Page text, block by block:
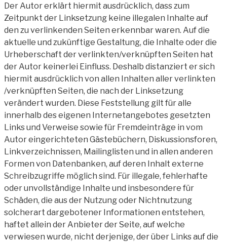
Der Autor erklärt hiermit ausdrücklich, dass zum
Zeitpunkt der Linksetzung keine illegalen Inhalte auf
den zu verlinkenden Seiten erkennbar waren. Auf die
aktuelle und zukünftige Gestaltung, die Inhalte oder die
Urheberschaft der verlinkten/verknüpften Seiten hat
der Autor keinerlei Einfluss. Deshalb distanziert er sich
hiermit ausdrücklich von allen Inhalten aller verlinkten
/verknüpften Seiten, die nach der Linksetzung
verändert wurden. Diese Feststellung gilt für alle
innerhalb des eigenen Internetangebotes gesetzten
Links und Verweise sowie für Fremdeinträge in vom
Autor eingerichteten Gästebüchern, Diskussionsforen,
Linkverzeichnissen, Mailinglisten und in allen anderen
Formen von Datenbanken, auf deren Inhalt externe
Schreibzugriffe möglich sind. Für illegale, fehlerhafte
oder unvollständige Inhalte und insbesondere für
Schäden, die aus der Nutzung oder Nichtnutzung
solcherart dargebotener Informationen entstehen,
haftet allein der Anbieter der Seite, auf welche
verwiesen wurde, nicht derjenige, der über Links auf die